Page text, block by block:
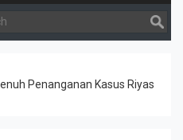
Penanganan Kasus Riyas